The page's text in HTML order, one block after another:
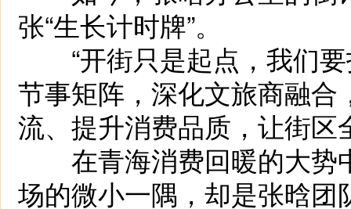
张“生长计时牌”。
“开街只是起点，我们要
节事矩阵，深化文旅商融
流、提升消费品质，让街区
在青海消费回暖的大势
场的微小一隅，却是张晗